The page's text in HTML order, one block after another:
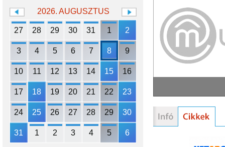
2026. AUGUSZTUS
27 28 29 30 31 1 2
3 4 5 6 7 8 9
10 11 12 13 14 15 16
17 18 19 20 21 22 23
24 25 26 27 28 29 30
31 1 2 3 4 5 6